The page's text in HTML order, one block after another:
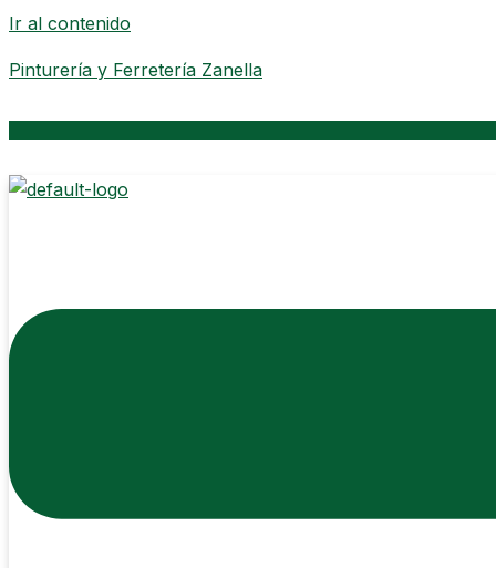
Ir al contenido
Pinturería y Ferretería Zanella